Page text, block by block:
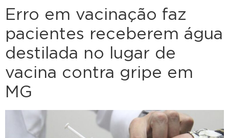
Erro em vacinação faz
pacientes receberem água
destilada no lugar de
vacina contra gripe em
MG